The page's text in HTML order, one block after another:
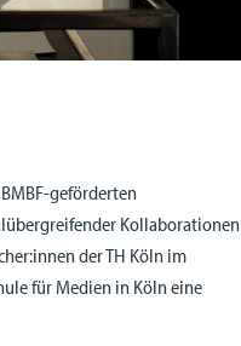
geförderten
Kollaborationen
der TH Köln im
für Medien in Köln eine